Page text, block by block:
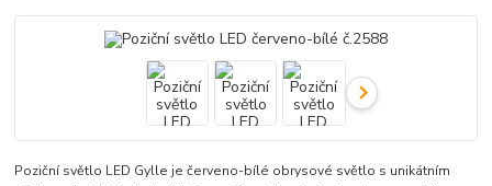
Poziční světlo LED Gylle je červeno-bílé obrysové světlo s unikátním